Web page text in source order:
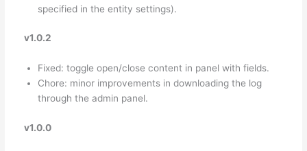
specified in the entity settings).
v1.0.2
Fixed: toggle open/close content in panel with fields.
Chore: minor improvements in downloading the log
through the admin panel.
v1.0.0